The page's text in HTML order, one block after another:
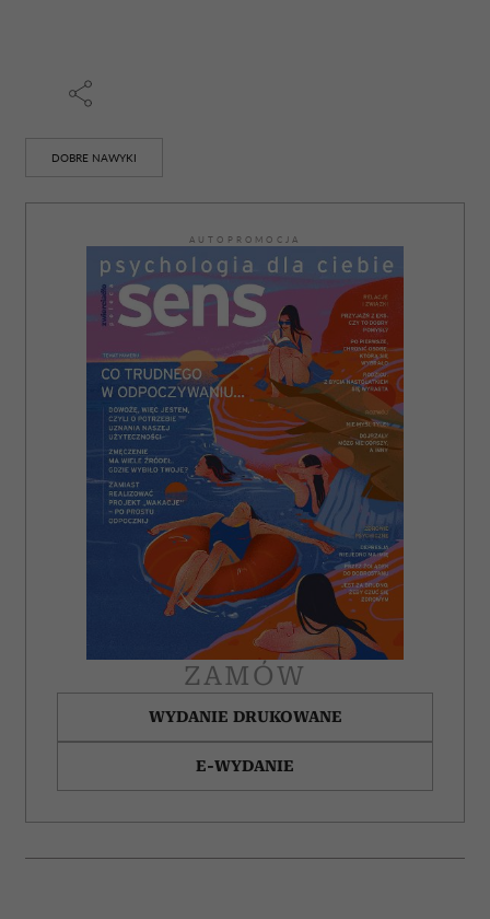
DOBRE NAWYKI
AUTOPROMOCJA
ZAMÓW
WYDANIE DRUKOWANE
E-WYDANIE